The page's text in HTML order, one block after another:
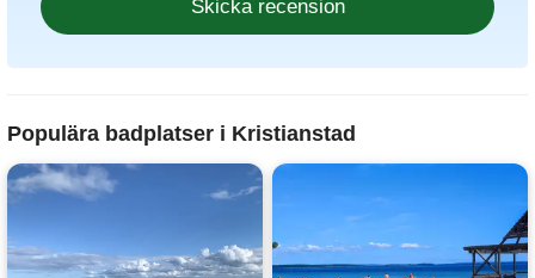
Populära badplatser i Kristianstad